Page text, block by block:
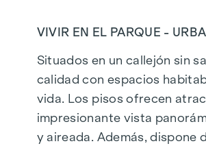
VIVIR EN EL PARQUE -
Situados en un callejón sin
calidad con espacios
vida. Los pisos ofrecen
impresionante vista
y aireada. Además,